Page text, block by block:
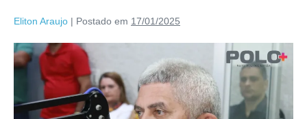
Eliton Araujo | Postado em 17/01/2025